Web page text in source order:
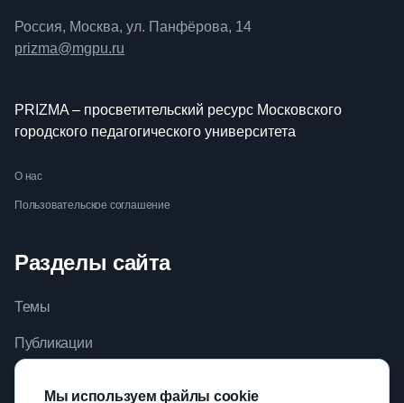
Россия, Москва, ул. Панфёрова, 14
prizma@mgpu.ru
PRIZMA – просветительский ресурс Московского
городского педагогического университета
О нас
Пользовательское соглашение
Разделы сайта
Темы
Публикации
Мы используем файлы cookie